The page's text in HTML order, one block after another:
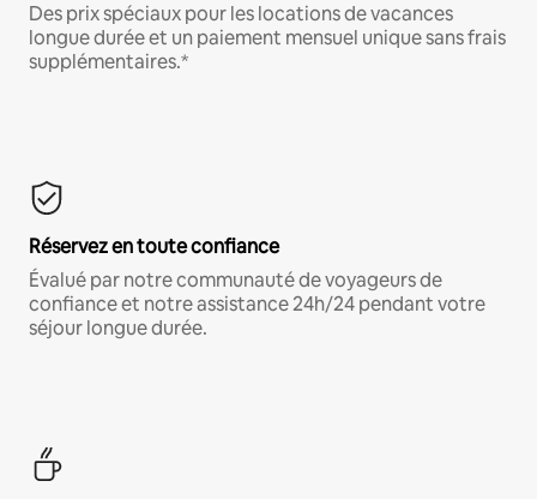
Des prix spéciaux pour les locations de vacances
longue durée et un paiement mensuel unique sans frais
supplémentaires.*
Réservez en toute confiance
Évalué par notre communauté de voyageurs de
confiance et notre assistance 24h/24 pendant votre
séjour longue durée.